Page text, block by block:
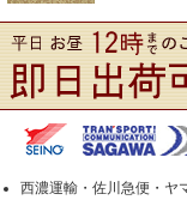
西濃運輸・佐川急便・ヤ